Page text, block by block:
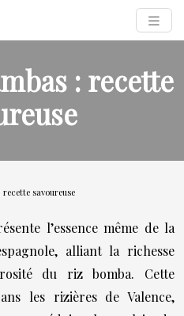
: recette
savoureuse
l’essence même de la
alliant la richesse
du riz bomba. Cette
les rizières de Valence,